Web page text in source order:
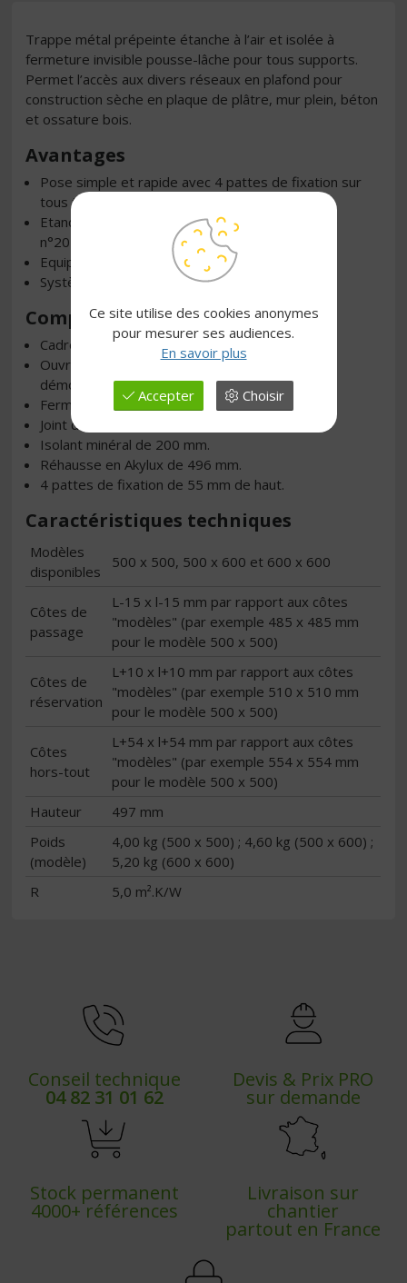
Trappe métal prépeinte étanche à l’air et isolée à
fermeture invisible pousse-lâche pour tous supports.
Permet l’accès aux divers réseaux en plafond pour
construction sèche en plaque de plâtre, mur plein, béton
et ossature bois.
Avantages
Pose simple et rapide avec 4 pattes de fixation sur
tous types de supports.
Etanche à l’air et à la poussière. PV d’étanchéité
n°2018.310.1051 et ACERMI 11/016/700/7.
Equipée d'une réhausse.
Système de fermeture rapide.
Composition
Cadre en acier zingué 125/100e prépeint blanc.
Ouvrant en acier zingué 80/100e rabattable et
démontable prépeint blanc.
Fermeture invisible pousse/lâche.
Joint d’étanchéité EPDM cellulaire.
Isolant minéral de 200 mm.
Réhausse en Akylux de 496 mm.
4 pattes de fixation de 55 mm de haut.
Caractéristiques techniques
Modèles
disponibles
500 x 500, 500 x 600 et 600 x 600
Côtes de
passage
L-15 x l-15 mm par rapport aux côtes
"modèles" (par exemple 485 x 485 mm
pour le modèle 500 x 500)
Côtes de
réservation
L+10 x l+10 mm par rapport aux côtes
"modèles" (par exemple 510 x 510 mm
pour le modèle 500 x 500)
Côtes
hors-tout
L+54 x l+54 mm par rapport aux côtes
"modèles" (par exemple 554 x 554 mm
pour le modèle 500 x 500)
Hauteur
497 mm
Poids
(modèle)
4,00 kg (500 x 500) ; 4,60 kg (500 x 600) ;
5,20 kg (600 x 600)
R
5,0 m².K/W
Conseil technique
04 82 31 01 62
Devis & Prix PRO
sur demande
Stock permanent
4000+ références
Livraison sur
chantier
partout en France
Ce site utilise des cookies anonymes
pour mesurer ses audiences.
En savoir plus
Accepter Choisir